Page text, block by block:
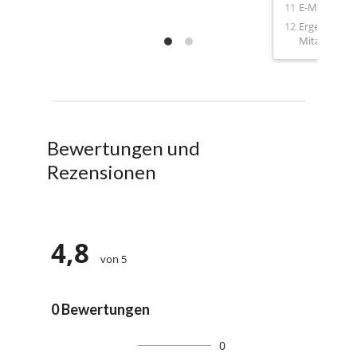
E-Mail von
Ergebnisse
Bewertungen und
Rezensionen
4,8 von 5
0 Bewertungen
0